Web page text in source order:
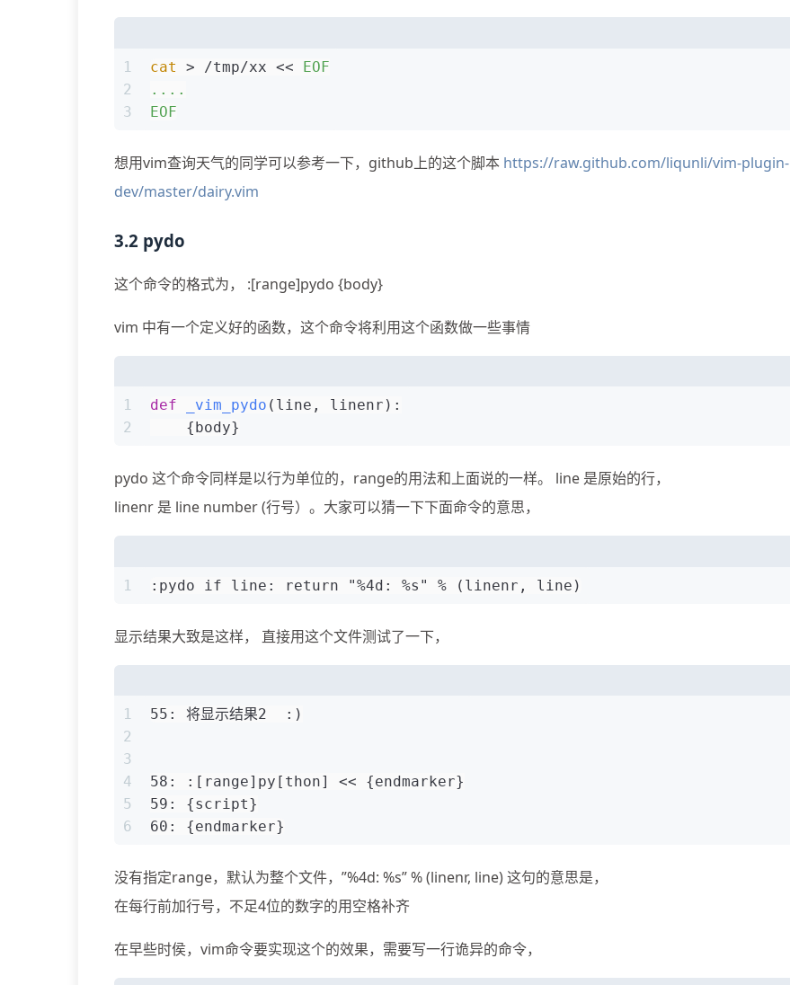
1
2
3
cat > /tmp/xx << EOF
....
EOF
想用vim查询天气的同学可以参考一下，github上的这个脚本 https://raw.github.com/liqunli/vim-plugin-
dev/master/dairy.vim
3.2 pydo
这个命令的格式为， :[range]pydo {body}
vim 中有一个定义好的函数，这个命令将利用这个函数做一些事情
1
2
def _vim_pydo ( line, linenr ):
    {body}
pydo 这个命令同样是以行为单位的，range的用法和上面说的一样。 line 是原始的行，
linenr 是 line number (行号）。大家可以猜一下下面命令的意思，
1 :pydo if line: return "%4d: %s" % (linenr, line)
显示结果大致是这样， 直接用这个文件测试了一下，
1
2
3
4
5
6
55: 将显示结果2  :)
58: :[range]py[thon] << {endmarker}
59: {script}
60: {endmarker}
没有指定range，默认为整个文件，”%4d: %s” % (linenr, line) 这句的意思是，
在每行前加行号，不足4位的数字的用空格补齐
在早些时侯，vim命令要实现这个的效果，需要写一行诡异的命令，